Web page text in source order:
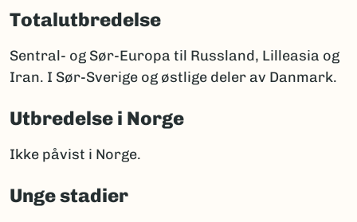
Totalutbredelse
Sentral- og Sør-Europa til Russland, Lilleasia og
Iran. I Sør-Sverige og østlige deler av Danmark.
Utbredelse i Norge
Ikke påvist i Norge.
Unge stadier